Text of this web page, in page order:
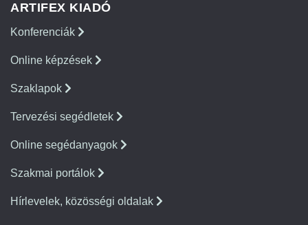
ARTIFEX KIADÓ
Konferenciák
Online képzések
Szaklapok
Tervezési segédletek
Online segédanyagok
Szakmai portálok
Hírlevelek, közösségi oldalak